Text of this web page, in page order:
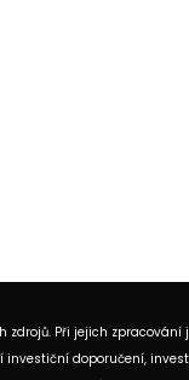
Při jejich
doporučení,